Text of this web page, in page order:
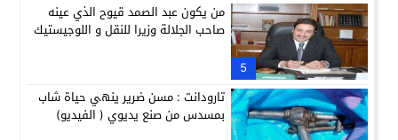
5
من يكون عبد الصمد قيوح الذي عينه
صاحب الجلالة وزيرا للنقل و اللوجيستيك
تارودانت : مسن ضرير ينهي حياة شاب
بمسدس من صنع يديوي ( الفيديو)